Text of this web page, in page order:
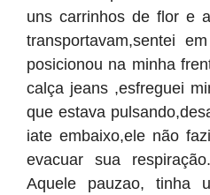
uns carrinhos de flor e
transportavam,sentei
posicionou na minha
calça jeans ,esfreguei
que estava
iate embaixo,ele não
evacuar sua
Aquele pauzao, tinha